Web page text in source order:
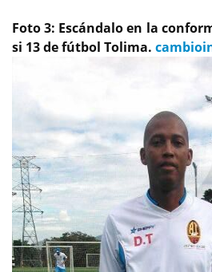
Foto 3: Escándalo en la
si 13 de fútbol Tolima.